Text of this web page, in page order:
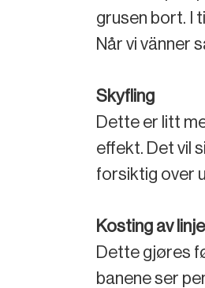
grusen bort. I
Når vi vänner
Skyfling
Dette er litt
effekt. Det vil
forsiktig over
Kosting av
Dette gjøres
banene ser